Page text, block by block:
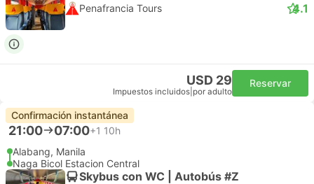
Penafrancia Tours 4.1
USD 29
Impuestos incluidos por adulto
Reservar
Confirmación instantánea
21:00 07:00+1 10h
Alabang, Manila
Naga Bicol Estacion Central
Skybus con WC | Autobús #Z